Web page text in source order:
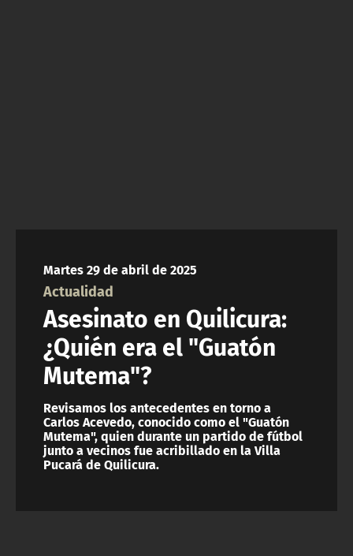
Martes 29 de abril de 2025
Actualidad
Asesinato en Quilicura:
¿Quién era el "Guatón
Mutema"?
Revisamos los antecedentes en torno a
Carlos Acevedo, conocido como el "Guatón
Mutema", quien durante un partido de fútbol
junto a vecinos fue acribillado en la Villa
Pucará de Quilicura.